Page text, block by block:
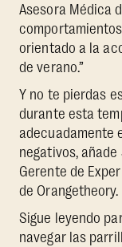
Asesora Médica
orientado a la
de verano.”
Y no te pierdas
durante esta
adecuadamente
negativos,
Gerente de
de Orangetheory.
Sigue leyendo
navegar las